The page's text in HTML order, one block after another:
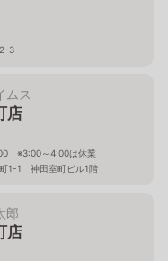
3
ムス
店
※3:00～4:00は休業
1-1 神田室町ビル1階
郎
店